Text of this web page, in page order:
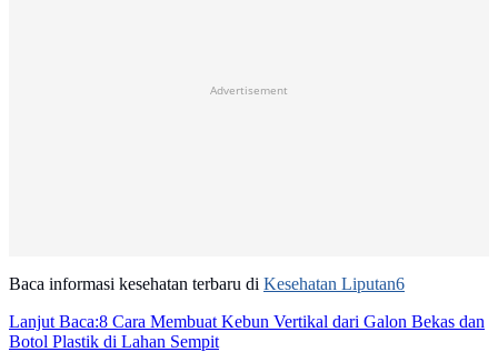
Advertisement
Baca informasi kesehatan terbaru di Kesehatan Liputan6
Lanjut Baca:8 Cara Membuat Kebun Vertikal dari Galon Bekas dan
Botol Plastik di Lahan Sempit